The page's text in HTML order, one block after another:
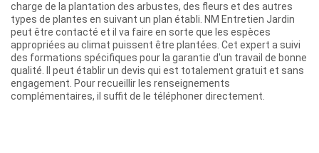
charge de la plantation des arbustes, des fleurs et des autres
types de plantes en suivant un plan établi. NM Entretien Jardin
peut être contacté et il va faire en sorte que les espèces
appropriées au climat puissent être plantées. Cet expert a suivi
des formations spécifiques pour la garantie d'un travail de bonne
qualité. Il peut établir un devis qui est totalement gratuit et sans
engagement. Pour recueillir les renseignements
complémentaires, il suffit de le téléphoner directement.